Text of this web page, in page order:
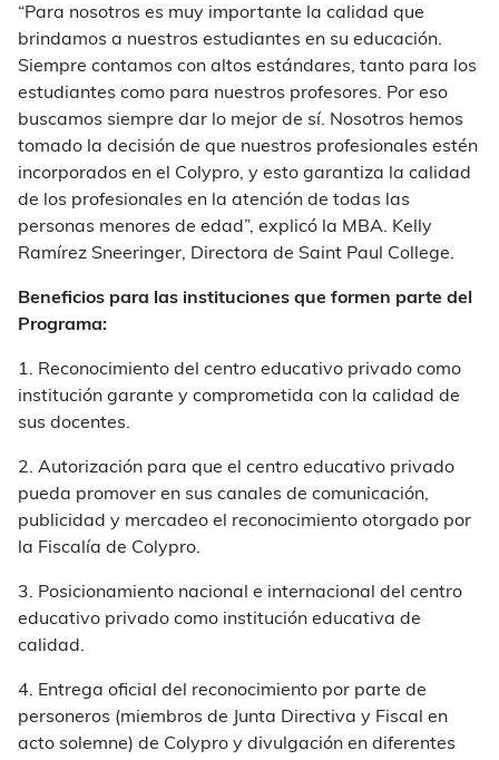
“Para nosotros es muy importante la calidad que
brindamos a nuestros estudiantes en su educación.
Siempre contamos con altos estándares, tanto para los
estudiantes como para nuestros profesores. Por eso
buscamos siempre dar lo mejor de sí. Nosotros hemos
tomado la decisión de que nuestros profesionales estén
incorporados en el Colypro, y esto garantiza la calidad
de los profesionales en la atención de todas las
personas menores de edad”, explicó la MBA. Kelly
Ramírez Sneeringer, Directora de Saint Paul College.
Beneficios para las instituciones que formen parte del
Programa:
1. Reconocimiento del centro educativo privado como
institución garante y comprometida con la calidad de
sus docentes.
2. Autorización para que el centro educativo privado
pueda promover en sus canales de comunicación,
publicidad y mercadeo el reconocimiento otorgado por
la Fiscalía de Colypro.
3. Posicionamiento nacional e internacional del centro
educativo privado como institución educativa de
calidad.
4. Entrega oficial del reconocimiento por parte de
personeros (miembros de Junta Directiva y Fiscal en
acto solemne) de Colypro y divulgación en diferentes